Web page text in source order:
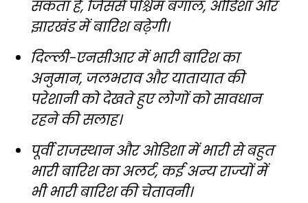
सकता है, जिससे पश्चिम बंगाल, ओडिशा और
झारखंड में बारिश बढ़ेगी।
दिल्ली-एनसीआर में भारी बारिश का
अनुमान, जलभराव और यातायात की
परेशानी को देखते हुए लोगों को सावधान
रहने की सलाह।
पूर्वी राजस्थान और ओडिशा में भारी से बहुत
भारी बारिश का अलर्ट, कई अन्य राज्यों में
भी भारी बारिश की चेतावनी।